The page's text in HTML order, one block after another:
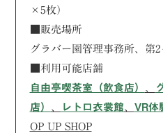
×5枚）
■販売場所
グラバー園管理事務所、第2
■利用可能店舗
自由亭喫茶室（飲食店）
店）
レトロ衣裳館 VR体
OP UP SHOP